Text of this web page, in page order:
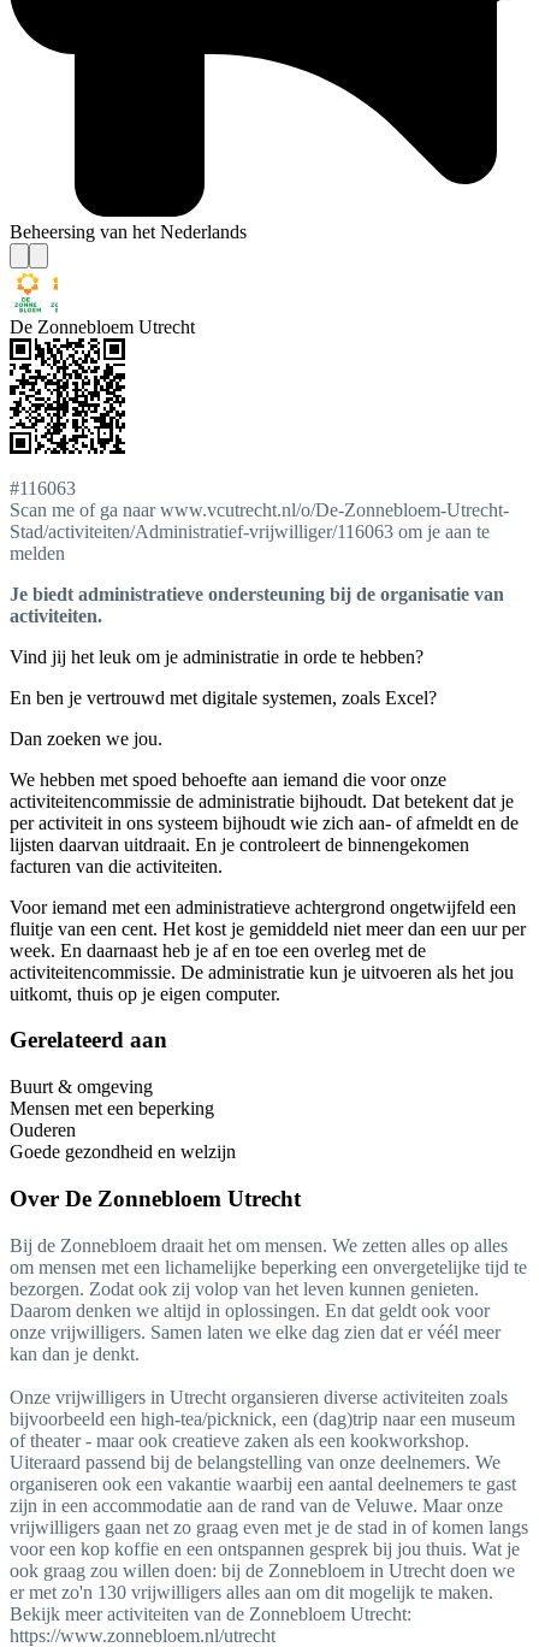
Beheersing van het Nederlands
De Zonnebloem Utrecht
#116063
Scan me of ga naar www.vcutrecht.nl/o/De-Zonnebloem-Utrecht-
Stad/activiteiten/Administratief-vrijwilliger/116063 om je aan te
melden
Je biedt administratieve ondersteuning bij de organisatie van
activiteiten.
Vind jij het leuk om je administratie in orde te hebben?
En ben je vertrouwd met digitale systemen, zoals Excel?
Dan zoeken we jou.
We hebben met spoed behoefte aan iemand die voor onze
activiteitencommissie de administratie bijhoudt. Dat betekent dat je
per activiteit in ons systeem bijhoudt wie zich aan- of afmeldt en de
lijsten daarvan uitdraait. En je controleert de binnengekomen
facturen van die activiteiten.
Voor iemand met een administratieve achtergrond ongetwijfeld een
fluitje van een cent. Het kost je gemiddeld niet meer dan een uur per
week. En daarnaast heb je af en toe een overleg met de
activiteitencommissie. De administratie kun je uitvoeren als het jou
uitkomt, thuis op je eigen computer.
Gerelateerd aan
Buurt & omgeving
Mensen met een beperking
Ouderen
Goede gezondheid en welzijn
Over De Zonnebloem Utrecht
Bij de Zonnebloem draait het om mensen. We zetten alles op alles
om mensen met een lichamelijke beperking een onvergetelijke tijd te
bezorgen. Zodat ook zij volop van het leven kunnen genieten.
Daarom denken we altijd in oplossingen. En dat geldt ook voor
onze vrijwilligers. Samen laten we elke dag zien dat er véél meer
kan dan je denkt.
Onze vrijwilligers in Utrecht organsieren diverse activiteiten zoals
bijvoorbeeld een high-tea/picknick, een (dag)trip naar een museum
of theater - maar ook creatieve zaken als een kookworkshop.
Uiteraard passend bij de belangstelling van onze deelnemers. We
organiseren ook een vakantie waarbij een aantal deelnemers te gast
zijn in een accommodatie aan de rand van de Veluwe. Maar onze
vrijwilligers gaan net zo graag even met je de stad in of komen langs
voor een kop koffie en een ontspannen gesprek bij jou thuis. Wat je
ook graag zou willen doen: bij de Zonnebloem in Utrecht doen we
er met zo'n 130 vrijwilligers alles aan om dit mogelijk te maken.
Bekijk meer activiteiten van de Zonnebloem Utrecht:
https://www.zonnebloem.nl/utrecht